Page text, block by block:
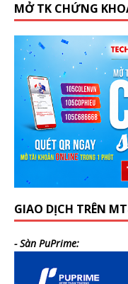
MỞ TK CHỨNG
GIAO DỊCH TRÊN
- Sàn PuPrime: